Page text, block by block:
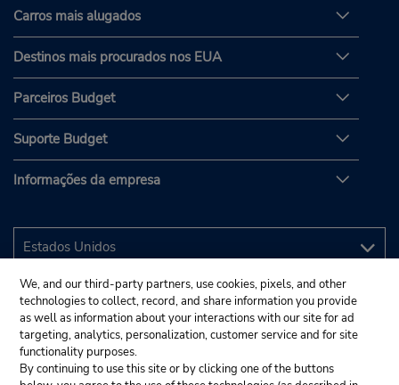
Carros mais alugados
Destinos mais procurados nos EUA
Parceiros Budget
Suporte Budget
Informações da empresa
We, and our third-party partners, use cookies, pixels, and other
technologies to collect, record, and share information you provide
as well as information about your interactions with our site for ad
targeting, analytics, personalization, customer service and for site
functionality purposes.
By continuing to use this site or by clicking one of the buttons